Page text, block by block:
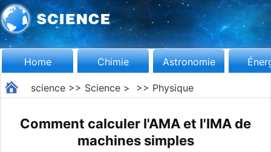
Home Chimie Astronomie
science>> Science> >> Physique
Comment calculer l'AMA et l'IMA de
machines simples